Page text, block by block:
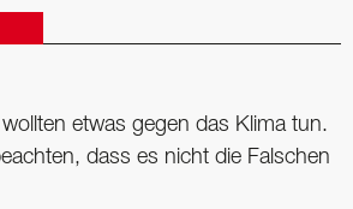
etwas gegen das Klima tun.
dass es nicht die Falschen